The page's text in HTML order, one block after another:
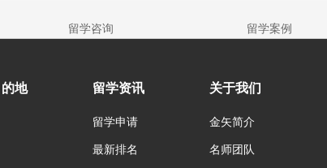
留学咨询 留学案例
地 留学资讯
留学申请
最新排名
关于我们
金矢简介
名师团队